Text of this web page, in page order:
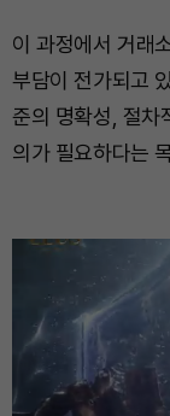
이 과정에서 거래
부담이 전가되고
준의 명확성, 절차
의가 필요하다는